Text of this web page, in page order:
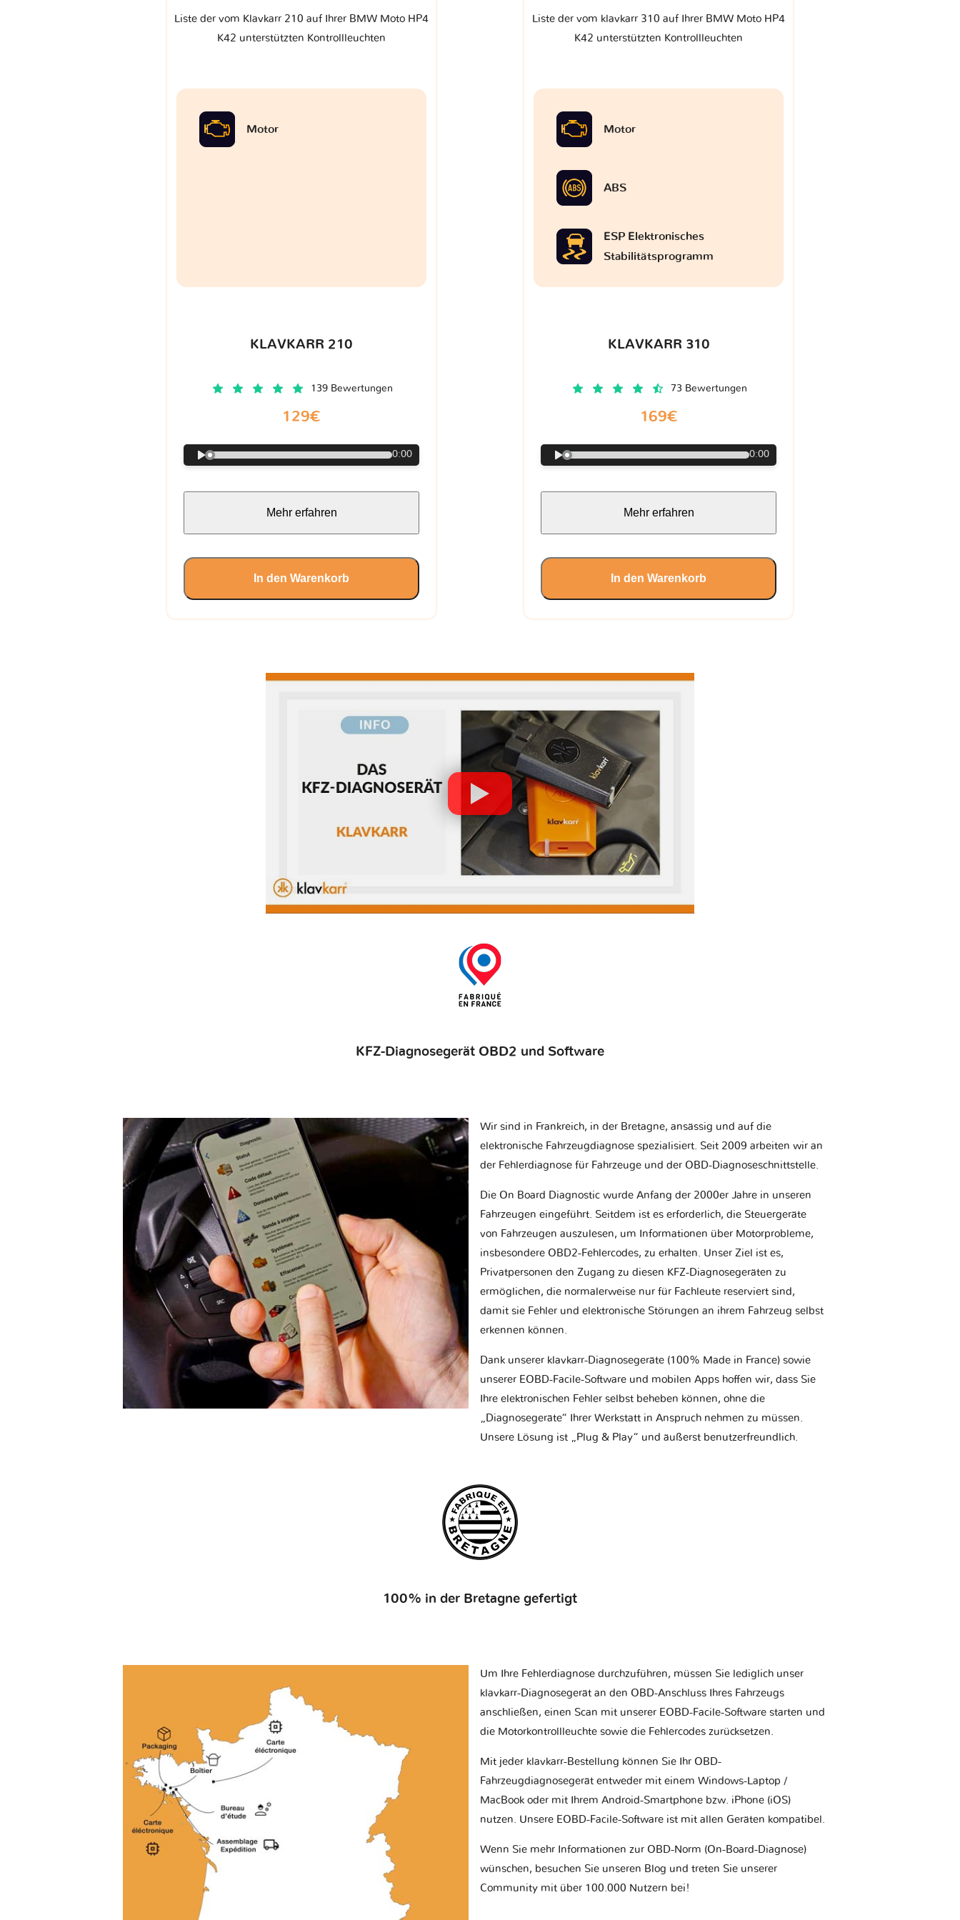
Liste der vom Klavkarr 210 auf Ihrer BMW Moto HP4
K42 unterstützten Kontrollleuchten
Motor
KLAVKARR 210
139 Bewertungen
129€
0:00
Mehr erfahren
In den Warenkorb
Liste der vom klavkarr 310 auf Ihrer BMW Moto HP4
K42 unterstützten Kontrollleuchten
Motor
ABS
ESP Elektronisches
Stabilitätsprogramm
KLAVKARR 310
73 Bewertungen
169€
0:00
Mehr erfahren
In den Warenkorb
KFZ-Diagnosegerät OBD2 und Software
Wir sind in Frankreich, in der Bretagne, ansässig und auf die
elektronische Fahrzeugdiagnose spezialisiert. Seit 2009 arbeiten wir an
der Fehlerdiagnose für Fahrzeuge und der OBD-Diagnoseschnittstelle.
Die On Board Diagnostic wurde Anfang der 2000er Jahre in unseren
Fahrzeugen eingeführt. Seitdem ist es erforderlich, die Steuergeräte
von Fahrzeugen auszulesen, um Informationen über Motorprobleme,
insbesondere OBD2-Fehlercodes, zu erhalten. Unser Ziel ist es,
Privatpersonen den Zugang zu diesen KFZ-Diagnosegeräten zu
ermöglichen, die normalerweise nur für Fachleute reserviert sind,
damit sie Fehler und elektronische Störungen an ihrem Fahrzeug selbst
erkennen können.
Dank unserer klavkarr-Diagnosegeräte (100% Made in France) sowie
unserer EOBD-Facile-Software und mobilen Apps hoffen wir, dass Sie
Ihre elektronischen Fehler selbst beheben können, ohne die
„Diagnosegeräte“ Ihrer Werkstatt in Anspruch nehmen zu müssen.
Unsere Lösung ist „Plug & Play“ und äußerst benutzerfreundlich.
100% in der Bretagne gefertigt
Um Ihre Fehlerdiagnose durchzuführen, müssen Sie lediglich unser
klavkarr-Diagnosegerät an den OBD-Anschluss Ihres Fahrzeugs
anschließen, einen Scan mit unserer EOBD-Facile-Software starten und
die Motorkontrollleuchte sowie die Fehlercodes zurücksetzen.
Mit jeder klavkarr-Bestellung können Sie Ihr OBD-
Fahrzeugdiagnosegerät entweder mit einem Windows-Laptop /
MacBook oder mit Ihrem Android-Smartphone bzw. iPhone (iOS)
nutzen. Unsere EOBD-Facile-Software ist mit allen Geräten kompatibel.
Wenn Sie mehr Informationen zur OBD-Norm (On-Board-Diagnose)
wünschen, besuchen Sie unseren Blog und treten Sie unserer
Community mit über 100.000 Nutzern bei!